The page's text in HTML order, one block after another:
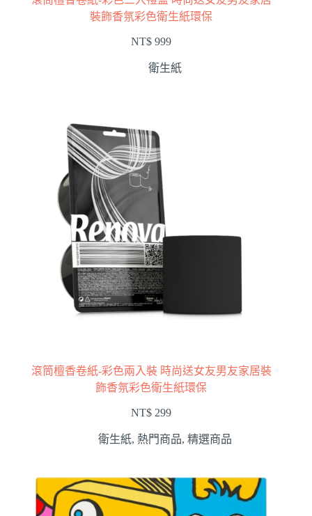
裝飾香氛彩色衛生紙環保
NT$ 999
衛生紙
滾筒檀香卷紙-彩色兩入裝 時尚送女友男友家居裝
飾香氛彩色衛生紙環保
NT$ 299
衛生紙, 熱門商品,精選商品